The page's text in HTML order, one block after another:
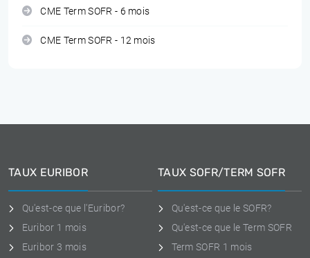
CME Term SOFR - 6 mois
CME Term SOFR - 12 mois
TAUX EURIBOR
Qu'est-ce que l'Euribor?
Euribor 1 mois
Euribor 3 mois
TAUX SOFR/TERM SOFR
Qu'est-ce que le SOFR?
Qu'est-ce que le Term SOFR
Term SOFR 1 mois